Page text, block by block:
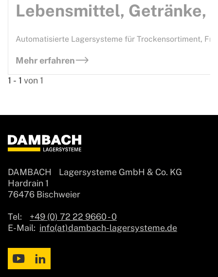
Lebensmittel, Getränke,
Automatisierte Lagersysteme für Trockensortiment,
Mehr erfahren
1 - 1 von 1
DAMBACH Lagersysteme GmbH & Co. KG
Hardrain 1
76476 Bischweier
Tel: +49 (0) 72 22 9660 - 0
E-Mail: info(at)dambach-lagersysteme.de